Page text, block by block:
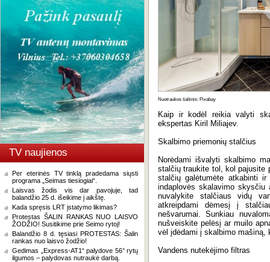
TV naujienos
Per eterinės TV tinklą pradedama siųsti
programa „Seimas tiesiogiai“.
Laisvas žodis vis dar pavojuje, tad
balandžio 25 d. išeikime į aikštę.
Kada spręsis LRT įstatymo likimas?
Protestas ŠALIN RANKAS NUO LAISVO
ŽODŽIO! Susitikime prie Seimo rytoj!
Balandžio 8 d. tęsiasi PROTESTAS: Šalin
rankas nuo laisvo žodžio!
Gedimas „Express-AT1“ palydove 56° rytų
ilgumos – palydovas nutraukė darbą.
Nuotraukos šaltinis: Pixabay
Kaip ir kodėl reikia valyti
ekspertas Kiril Miliajev.
Skalbimo priemonių stalčius
Norėdami išvalyti skalbimo
stalčių traukite tol, kol pajusite
stalčių galėtumėte atkabinti
indaplovės skalavimo
nuvalykite stalčiaus vidų
atkreipdami dėmesį į
nešvarumai. Sunkiau
nušveiskite pelėsį ar muilo
vėl įdėdami į skalbimo mašiną,
Vandens nutekėjimo filtras